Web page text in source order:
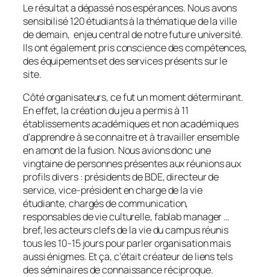
Le résultat a dépassé nos espérances. Nous avons
sensibilisé 120 étudiants à la thématique de la ville
de demain, enjeu central de notre future université.
Ils ont également pris conscience des compétences,
des équipements et des services présents sur le
site.
Côté organisateurs, ce fut un moment déterminant.
En effet, la création du jeu a permis à 11
établissements académiques et non académiques
d’apprendre à se connaitre et à travailler ensemble
en amont de la fusion. Nous avions donc une
vingtaine de personnes présentes aux réunions aux
profils divers : présidents de BDE, directeur de
service, vice-président en charge de la vie
étudiante, chargés de communication,
responsables de vie culturelle, fablab manager …
bref, les acteurs clefs de la vie du campus réunis
tous les 10-15 jours pour parler organisation mais
aussi énigmes. Et ça, c’était créateur de liens tels
des séminaires de connaissance réciproque.